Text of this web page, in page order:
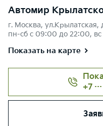
Автомир
г. Москва, ул.Крылатская,
пн-сб с 09:00 до 22:00,
Показать на карте
+7 ···